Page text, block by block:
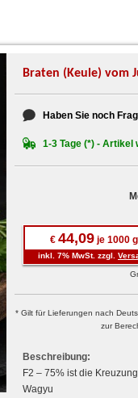
Braten (Keule) vom
Haben Sie noch
1-3 Tage (*) -
€ 44,09 je 1000 g
inkl. 7% MwSt. zzgl.
* Gilt für Lieferungen nach
zur
Beschreibung:
F2 – 75% ist die
Wagyu